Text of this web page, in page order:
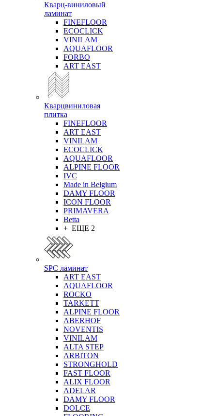
Кварц-виниловый
ламинат
FINEFLOOR
ECOCLICK
VINILAM
AQUAFLOOR
FORBO
ART EAST
Кварцвиниловая
плитка
FINEFLOOR
ART EAST
VINILAM
ECOCLICK
AQUAFLOOR
ALPINE FLOOR
IVC
Made in Belgium
DAMY FLOOR
ICON FLOOR
PRIMAVERA
Betta
+ ЕЩЕ 2
SPC ламинат
ART EAST
AQUAFLOOR
ROCKO
TARKETT
ALPINE FLOOR
ABERHOF
NOVENTIS
VINILAM
ALTA STEP
ARBITON
STRONGHOLD
FAST FLOOR
ALIX FLOOR
ADELAR
DAMY FLOOR
DOLCE